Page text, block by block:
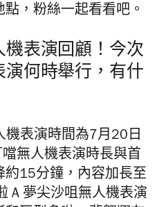
，粉絲一起看看吧。
機表演回顧！今次
演何時舉行，有什
機表演時間為7月20日
無人機表演時長與首
約15分鐘，內容加長至
A 夢尖沙咀無人機表演